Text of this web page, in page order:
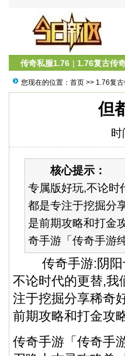
传奇私服1.76 | 1.76复古传
您现在的位置： 首页 >> 1.76复
但
核心提示：
专属版好玩,不论时
都是专注于挖掘分
是前期攻略和打金
奇手游「传奇手游
传奇手游:阴阳十
不论时代的更替,我
注于挖掘分享稀奇
前期攻略和打金攻
传奇手游「传奇手